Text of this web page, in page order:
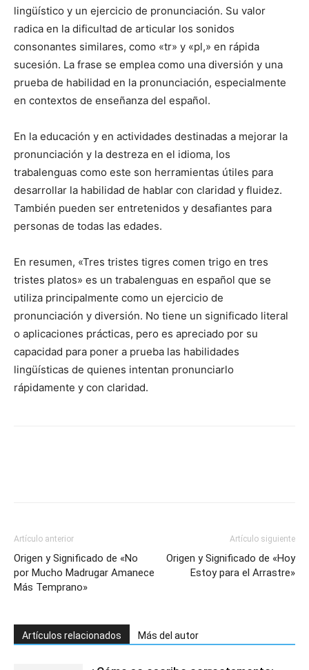
lingüístico y un ejercicio de pronunciación. Su valor
radica en la dificultad de articular los sonidos
consonantes similares, como «tr» y «pl,» en rápida
sucesión. La frase se emplea como una diversión y una
prueba de habilidad en la pronunciación, especialmente
en contextos de enseñanza del español.
En la educación y en actividades destinadas a mejorar la
pronunciación y la destreza en el idioma, los
trabalenguas como este son herramientas útiles para
desarrollar la habilidad de hablar con claridad y fluidez.
También pueden ser entretenidos y desafiantes para
personas de todas las edades.
En resumen, «Tres tristes tigres comen trigo en tres
tristes platos» es un trabalenguas en español que se
utiliza principalmente como un ejercicio de
pronunciación y diversión. No tiene un significado literal
o aplicaciones prácticas, pero es apreciado por su
capacidad para poner a prueba las habilidades
lingüísticas de quienes intentan pronunciarlo
rápidamente y con claridad.
Artículo anterior
Origen y Significado de «No
por Mucho Madrugar Amanece
Más Temprano»
Artículo siguiente
Origen y Significado de «Hoy
Estoy para el Arrastre»
Artículos relacionados Más del autor